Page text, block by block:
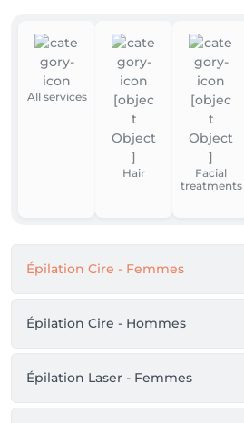
All services
Hair
Facial
treatments
Épilation Cire - Femmes
Épilation Cire - Hommes
Épilation Laser - Femmes